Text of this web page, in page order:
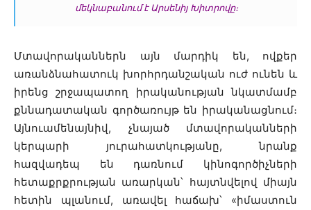
մեկնաբանում է Արսենիյ Խիտրովը։
Մտավորականներն այն մարդիկ են, ովքեր
առանձնահատուկ խորհրդանշական ուժ ունեն և
իրենց շրջապատող իրականության նկատմամբ
քննադատական գործառույթ են իրականացնում։
Այնուամենայնիվ, չնայած մտավորականների
կերպարի յուրահատկությանը, նրանք
հազվադեպ են դառնում կինոգործիչների
հետաքրքրության առարկան՝ հայտնվելով միայն
հետին պլանում, առավել հաճախ՝ «իմաստուն